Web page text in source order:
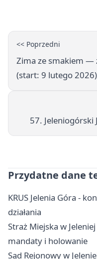
<< Poprzedni
Zima ze smakiem —
(start: 9 lutego 2026)
57. Jeleniogórski
Przydatne dane
KRUS Jelenia Góra -
działania
Straż Miejska w
mandaty i holowanie
Sąd Rejonowy w